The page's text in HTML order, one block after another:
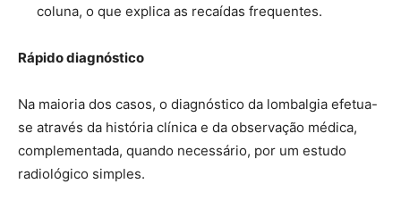
coluna, o que explica as recaídas frequentes.
Rápido diagnóstico
Na maioria dos casos, o diagnóstico da lombalgia efetua-
se através da história clínica e da observação médica,
complementada, quando necessário, por um estudo
radiológico simples.